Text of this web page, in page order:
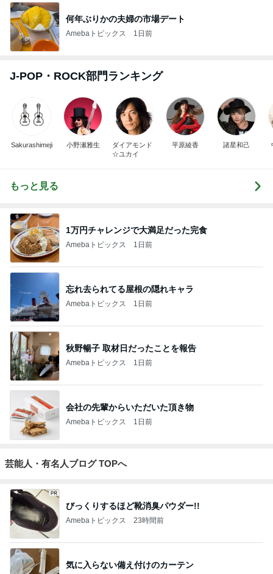
何年ぶりかの夫婦の市場デート
Amebaトピックス 1日前
J-POP・ROCK部門ランキング
Sakurashimeji 小野瀬雅生
ダイアモンド
☆ユカイ
平原綾香 諸星和己
もっと見る
1万円チャレンジで大満足だった完食
Amebaトピックス 1日前
忘れ去られてる屋根の隠れキャラ
Amebaトピックス 1日前
秋野暢子 取材日だったことを報告
Amebaトピックス 1日前
会社の先輩からいただいた頂き物
Amebaトピックス 1日前
芸能人・有名人ブログ TOPへ
びっくりするほど靴消臭パウダー!!
Amebaトピックス 23時間前
気に入らない備え付けのカーテン